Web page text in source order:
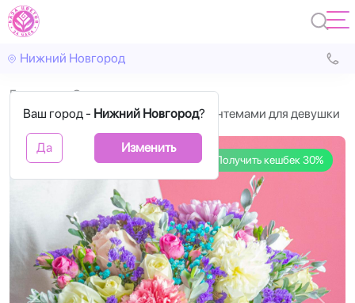
Нижний Новгород
Ваш город - Нижний Новгород?
Да Изменить
Главная
С цветами
Коробка цветов с розами и хризантемами для девушки
Получить кешбек 30%